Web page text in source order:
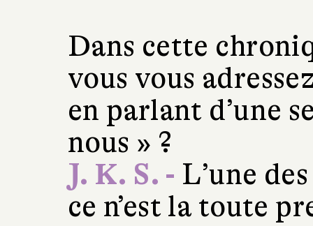
Dans cette
vous vous
en parlant d’une
nous » ?
J. K. S. - L’une
ce n’est la toute